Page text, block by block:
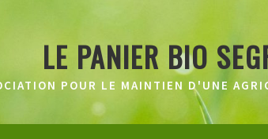
LE PANIER BIO
POUR LE MAINTIEN D'UNE